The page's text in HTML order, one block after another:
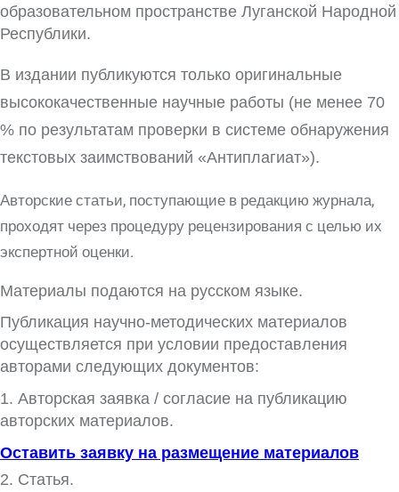
образовательном пространстве Луганской Народной
Республики.
В издании публикуются только оригинальные
высококачественные научные работы (не менее 70
% по результатам проверки в системе обнаружения
текстовых заимствований «Антиплагиат»).
Авторские статьи, поступающие в редакцию журнала,
проходят через процедуру рецензирования с целью их
экспертной оценки.
Материалы подаются на русском языке.
Публикация научно-методических мате­риалов
осуществляется при условии предостав­ления
авторами следующих документов:
1. Авторская заявка / согласие на публи­кацию
авторских материалов.
Оставить заявку на размещение материалов
2. Статья.